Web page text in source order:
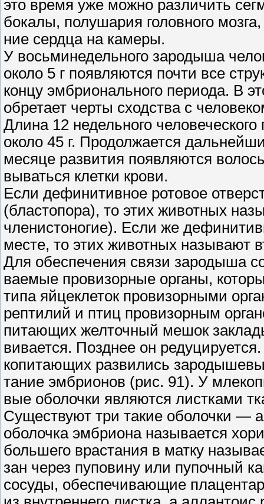
это время уже можно различить
бокалы, полушария головного
ние сердца на камеры.
У восьминедельного зародыша
около 5 г появляются почти все
концу эмбрионального периода. В
обретает черты сходства с
Длина 12 недельного
около 45 г. Продолжается
месяце развития появляются
вываться клетки крови.
Если дефинитивное ротовое
(бластопора), то этих животных
членистоногие). Если же
месте, то этих животных называют
Для обеспечения связи зародыша
ваемые провизорные органы,
типа яйцеклеток провизорными
рептилий и птиц провизорным
питающих желточный мешок
вивается. Позднее он
копитающих развились
тание эмбрионов (рис. 91). У
вые оболочки являются листками
Существуют три такие оболочки —
оболочка эмбриона называется
большего врастания в матку
зан через пуповину или пупочный
сосуды, обеспечивающие